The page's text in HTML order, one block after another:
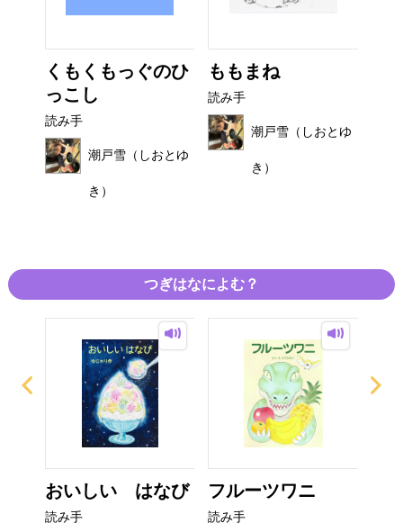
くもくもっぐのひ
っこし
読み手
潮戸雪（しおとゆ
き）
ももまね
読み手
潮戸雪（しおとゆ
き）
つぎはなによむ？
おいしい はなび
読み手
フルーツワニ
読み手